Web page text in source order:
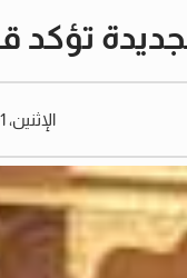
الإثنين، 01 يونيو 2026 01:01 مساءً